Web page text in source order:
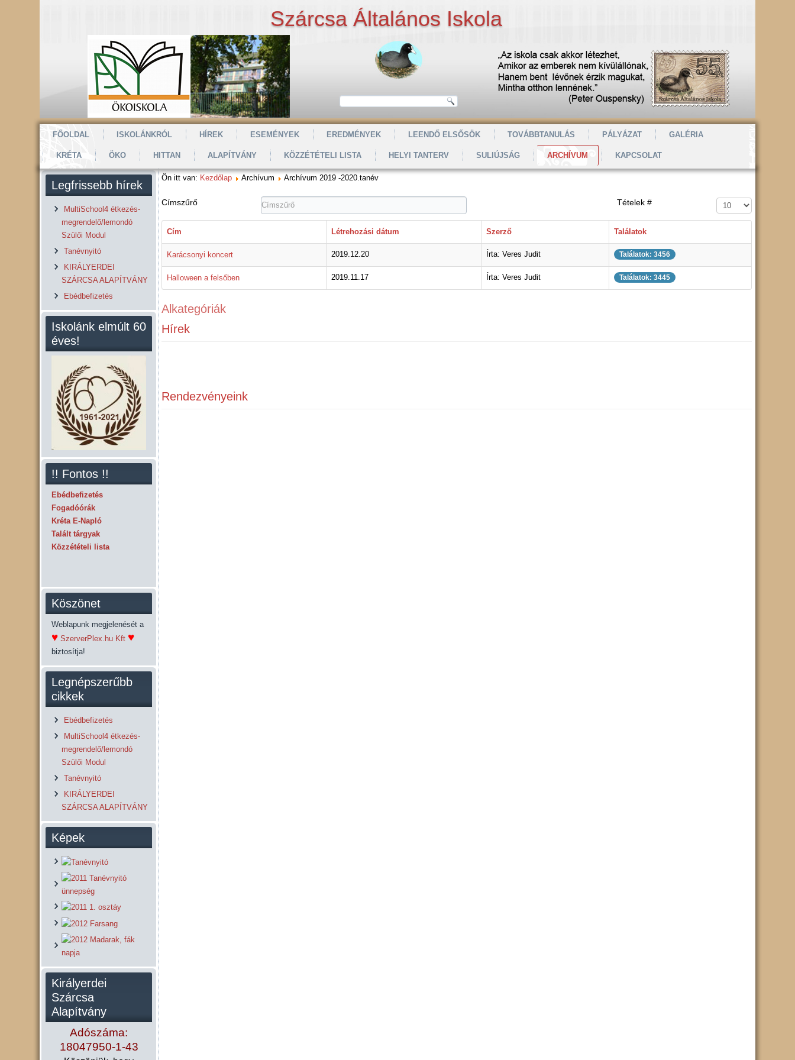
Szárcsa Általános Iskola
FŐOLDAL ISKOLÁNKRÓL HÍREK ESEMÉNYEK EREDMÉNYEK LEENDŐ ELSŐSÖK TOVÁBBTANULÁS PÁLYÁZAT GALÉRIA
KRÉTA ÖKO HITTAN ALAPÍTVÁNY KÖZZÉTÉTELI LISTA HELYI TANTERV SULIÚJSÁG ARCHÍVUM KAPCSOLAT
Legfrissebb hírek
MultiSchool4 étkezés-
megrendelő/lemondó
Szülői Modul
Tanévnyitó
KIRÁLYERDEI
SZÁRCSA ALAPÍTVÁNY
Ebédbefizetés
Iskolánk elmúlt 60
éves!
!! Fontos !!
Ebédbefizetés
Fogadóórák
Kréta E-Napló
Talált tárgyak
Közzétételi lista
Köszönet
Weblapunk megjelenését a
♥ SzerverPlex.hu Kft ♥
biztosítja!
Legnépszerűbb
cikkek
Ebédbefizetés
MultiSchool4 étkezés-
megrendelő/lemondó
Szülői Modul
Tanévnyitó
KIRÁLYERDEI
SZÁRCSA ALAPÍTVÁNY
Képek
Királyerdei
Szárcsa
Alapítvány
Adószáma:
18047950-1-43
Ön itt van: Kezdőlap Archívum Archívum 2019 -2020.tanév
Címszűrő Tételek #
Cím Létrehozási dátum Szerző Találatok
Karácsonyi koncert 2019.12.20 Írta: Veres Judit Találatok: 3456
Halloween a felsőben 2019.11.17 Írta: Veres Judit Találatok: 3445
Alkategóriák
Hírek
Rendezvényeink